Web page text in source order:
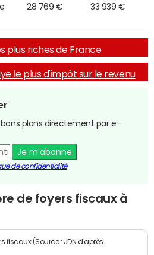
28 769 € 33 939 €
plus riches de France
le plus d'impôt sur le revenu
plans directement par e-
Je m'abonne
de confidentialité
de foyers fiscaux à
fiscaux (Source : JDN d'après